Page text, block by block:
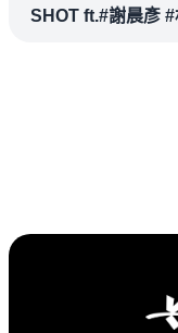
SHOT ft.#謝晨彥